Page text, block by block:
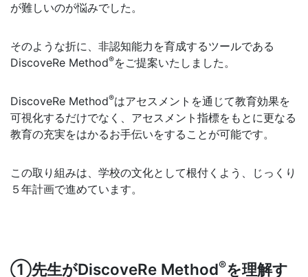
が難しいのが悩みでした。
そのような折に、非認知能力を育成するツールである
DiscoveRe Method®をご提案いたしました。
DiscoveRe Method®はアセスメントを通じて教育効果を
可視化するだけでなく、アセスメント指標をもとに更なる
教育の充実をはかるお手伝いをすることが可能です。
この取り組みは、学校の文化として根付くよう、じっくり
５年計画で進めています。
①先生がDiscoveRe Method®を理解す